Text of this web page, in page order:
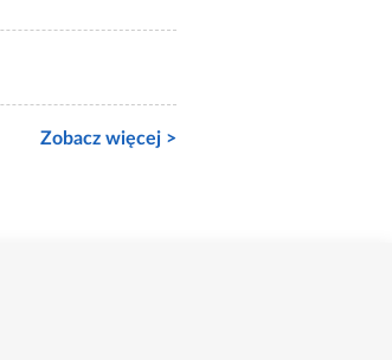
Zobacz więcej >